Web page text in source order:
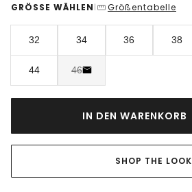
GRÖSSE WÄHLEN | Größentabelle
32 34 36 38
44 46
IN DEN WARENKORB
SHOP THE LOOK